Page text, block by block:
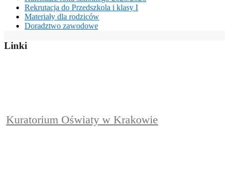
Rekrutacja do Przedszkola i klasy I
Materiały dla rodziców
Doradztwo zawodowe
Linki
Kuratorium Oświaty w Krakowie